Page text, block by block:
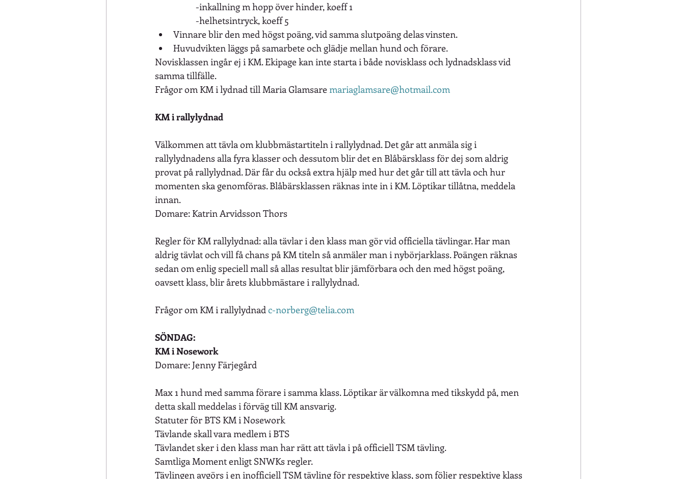
-inkallning m hopp över hinder, koeff 1
-helhetsintryck, koeff 5
Vinnare blir den med högst poäng, vid samma slutpoäng delas vinsten.
Huvudvikten läggs på samarbete och glädje mellan hund och förare.
Novisklassen ingår ej i KM. Ekipage kan inte starta i både novisklass och lydnadsklass vid
samma tillfälle.
Frågor om KM i lydnad till Maria Glamsare mariaglamsare@hotmail.com
KM i rallylydnad
Välkommen att tävla om klubbmästartiteln i rallylydnad. Det går att anmäla sig i
rallylydnadens alla fyra klasser och dessutom blir det en Blåbärsklass för dej som aldrig
provat på rallylydnad. Där får du också extra hjälp med hur det går till att tävla och hur
momenten ska genomföras. Blåbärsklassen räknas inte in i KM. Löptikar tillåtna, meddela
innan.
Domare: Katrin Arvidsson Thors
Regler för KM rallylydnad: alla tävlar i den klass man gör vid officiella tävlingar. Har man
aldrig tävlat och vill få chans på KM titeln så anmäler man i nybörjarklass. Poängen räknas
sedan om enlig speciell mall så allas resultat blir jämförbara och den med högst poäng,
oavsett klass, blir årets klubbmästare i rallylydnad.
Frågor om KM i rallylydnad c-norberg@telia.com
SÖNDAG:
KM i Nosework
Domare: Jenny Färjegård
Max 1 hund med samma förare i samma klass. Löptikar är välkomna med tikskydd på, men
detta skall meddelas i förväg till KM ansvarig.
Statuter för BTS KM i Nosework
Tävlande skall vara medlem i BTS
Tävlandet sker i den klass man har rätt att tävla i på officiell TSM tävling.
Samtliga Moment enligt SNWKs regler.
Tävlingen avgörs i en inofficiell TSM tävling för respektive klass, som följer respektive klass